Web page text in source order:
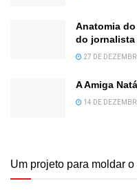
Anatomia
do jornalista
27 DE
A Amiga
14 DE
Um projeto para moldar